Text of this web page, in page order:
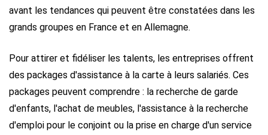
avant les tendances qui peuvent être constatées dans les
grands groupes en France et en Allemagne.
Pour attirer et fidéliser les talents, les entreprises offrent
des packages d'assistance à la carte à leurs salariés. Ces
packages peuvent comprendre : la recherche de garde
d'enfants, l'achat de meubles, l'assistance à la recherche
d'emploi pour le conjoint ou la prise en charge d'un service